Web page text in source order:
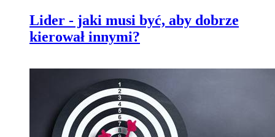
Lider - jaki musi być, aby dobrze
kierował innymi?